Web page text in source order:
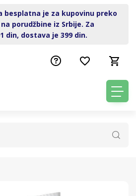
besplatna je za kupovinu preko
porudžbine iz Srbije. Za
din, dostava je 399 din.